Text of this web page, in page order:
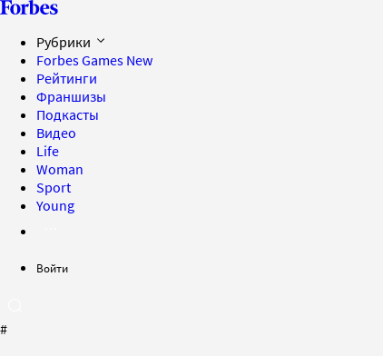
Рубрики
Forbes Games New
Рейтинги
Франшизы
Подкасты
Видео
Life
Woman
Sport
Young
Войти
#